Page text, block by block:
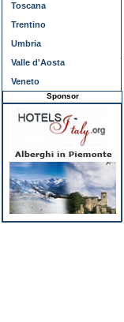
Toscana
Trentino
Umbria
Valle d'Aosta
Veneto
Sponsor